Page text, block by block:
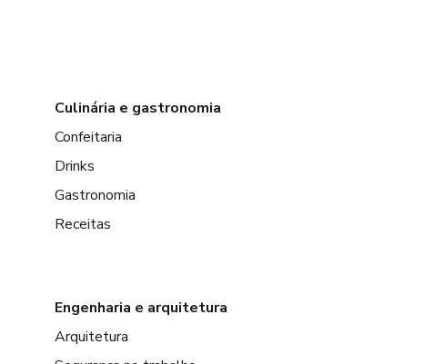
Culinária e gastronomia
Confeitaria
Drinks
Gastronomia
Receitas
Engenharia e arquitetura
Arquitetura